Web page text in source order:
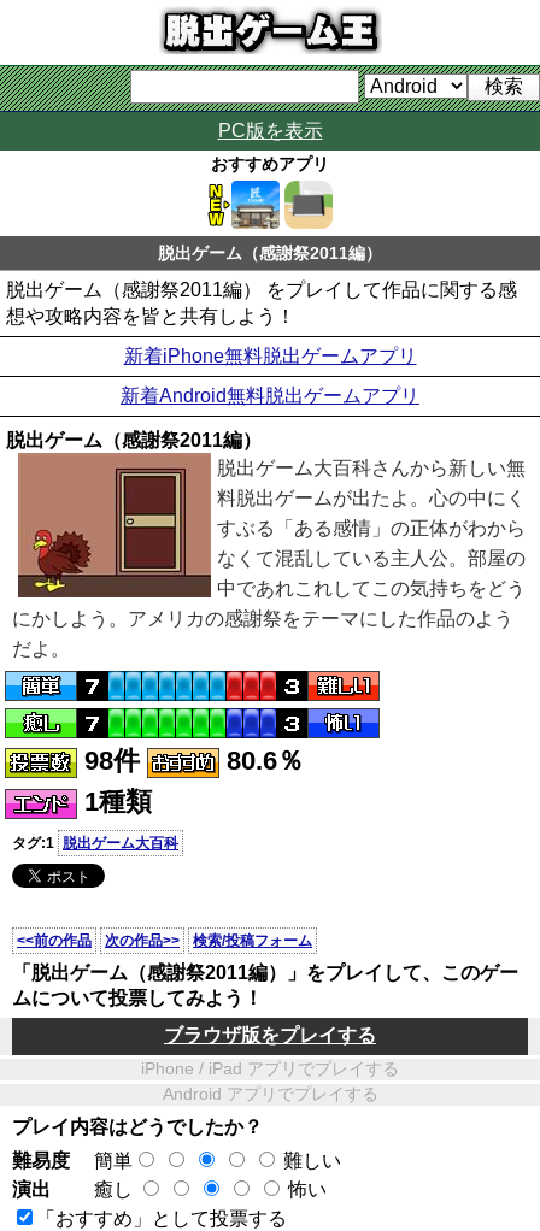
PC版を表示
おすすめアプリ
脱出ゲーム（感謝祭2011編）
脱出ゲーム（感謝祭2011編） をプレイして作品に関する感
想や攻略内容を皆と共有しよう！
新着iPhone無料脱出ゲームアプリ
新着Android無料脱出ゲームアプリ
脱出ゲーム（感謝祭2011編）
脱出ゲーム大百科さんから新しい無
料脱出ゲームが出たよ。心の中にく
すぶる「ある感情」の正体がわから
なくて混乱している主人公。部屋の
中であれこれしてこの気持ちをどう
にかしよう。アメリカの感謝祭をテーマにした作品のよう
だよ。
98件
80.6％
1種類
タグ:1 脱出ゲーム大百科
<<前の作品 次の作品>> 検索/投稿フォーム
「脱出ゲーム（感謝祭2011編）」をプレイして、このゲー
ムについて投票してみよう！
ブラウザ版をプレイする
iPhone / iPad アプリでプレイする
Android アプリでプレイする
プレイ内容はどうでしたか？
難易度
簡単
難しい
演出
癒し
怖い
「おすすめ」として投票する